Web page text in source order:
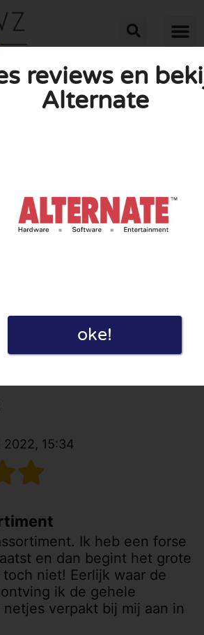

Schrijf een review
2022, 15:34
Ik heb een forse
en dan begint het grote
niet! Eerlijk waar de
ik de gehele
verpakt bij mij aan in
reviews en
Alternate
oke!